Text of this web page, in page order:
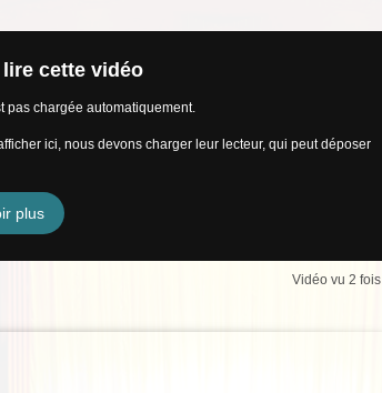
cette vidéo
pas chargée automatiquement.
ici, nous devons charger leur lecteur, qui peut déposer
plus
Vidéo vu 2 fois